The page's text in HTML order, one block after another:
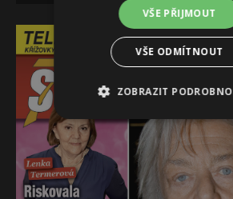
VŠE PŘIJMOUT
VŠE ODMÍTNOUT
ZOBRAZIT